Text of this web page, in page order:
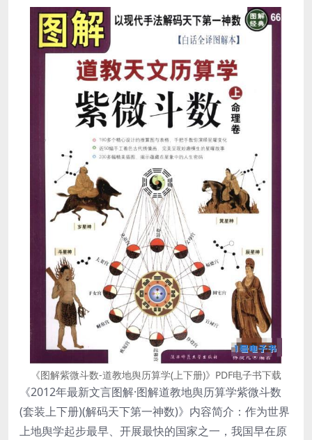
《图解紫微斗数-道教地舆历算学(上下册)》PDF电子书下载
《2012年最新文言图解·图解道教地舆历算学紫微斗数
(套装上下册)(解码天下第一神数)》内容简介：作为世界
上地舆学起步最早、开展最快的国家之一，我国早在原